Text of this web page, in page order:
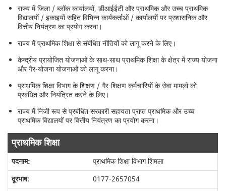
राज्य में जिला / ब्लॉक कार्यालयों, डीआईईटी और प्राथमिक और उच्च प्राथमिक
विद्यालयों / इकाइयों सहित विभिन्न कार्यकर्ताओं / कार्यालयों पर प्रशासनिक और
वित्तीय नियंत्रण का प्रयोग करना।
राज्य में प्राथमिक शिक्षा से संबंधित नीतियों को लागू करने के लिए।
केन्द्रीय प्रायोजित योजनाओं के साथ-साथ प्राथमिक शिक्षा के क्षेत्र में राज्य योजना
और गैर-योजना योजनाओं को लागू करना।
प्राथमिक शिक्षा विभाग के शिक्षण / गैर-शिक्षण कर्मचारियों के सेवा मामलों को
प्रबंधित और नियंत्रित करने के लिए।
राज्य में निजी रूप से प्रबंधित सरकारी सहायता प्राप्त प्राथमिक और उच्च
प्राथमिक विद्यालयों पर वित्तीय नियंत्रण का प्रयोग करना।
प्राथमिक शिक्षा
प्राथमिक शिक्षा विभाग शिमला
0177-2657054